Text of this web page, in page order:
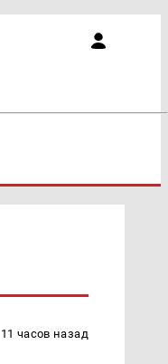
11 часов назад